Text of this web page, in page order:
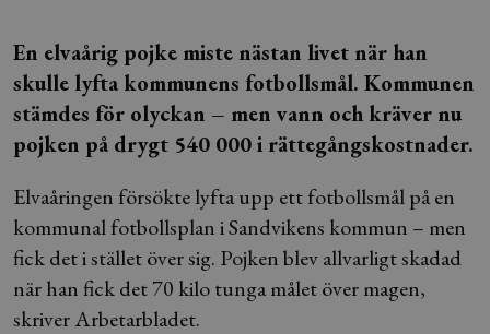
En elvaårig pojke miste nästan livet när han
skulle lyfta kommunens fotbollsmål. Kommunen
stämdes för olyckan – men vann och kräver nu
pojken på drygt 540 000 i rättegångskostnader.
Elvaåringen försökte lyfta upp ett fotbollsmål på en
kommunal fotbollsplan i Sandvikens kommun – men
fick det i stället över sig. Pojken blev allvarligt skadad
när han fick det 70 kilo tunga målet över magen,
skriver Arbetarbladet.